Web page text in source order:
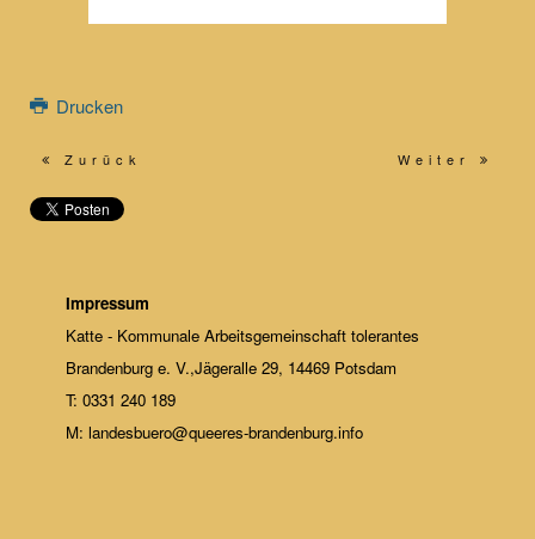
Drucken
Zurück Weiter
Impressum
Katte - Kommunale Arbeitsgemeinschaft tolerantes
Brandenburg e. V.,Jägeralle 29, 14469 Potsdam
T: 0331 240 189
M: landesbuero@queeres-brandenburg.info